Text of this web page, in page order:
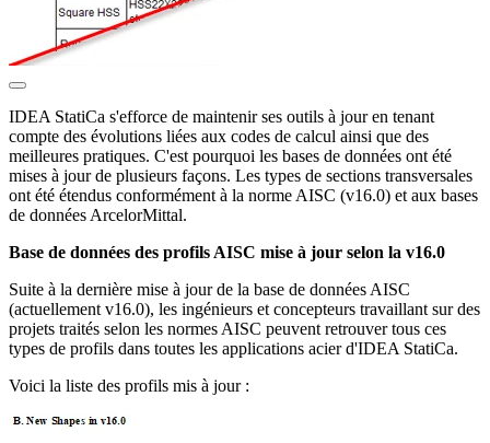
IDEA StatiCa s'efforce de maintenir ses outils à jour en tenant
compte des évolutions liées aux codes de calcul ainsi que des
meilleures pratiques. C'est pourquoi les bases de données ont été
mises à jour de plusieurs façons. Les types de sections transversales
ont été étendus conformément à la norme AISC (v16.0) et aux bases
de données ArcelorMittal.
Base de données des profils AISC mise à jour selon la v16.0
Suite à la dernière mise à jour de la base de données AISC
(actuellement v16.0), les ingénieurs et concepteurs travaillant sur des
projets traités selon les normes AISC peuvent retrouver tous ces
types de profils dans toutes les applications acier d'IDEA StatiCa.
Voici la liste des profils mis à jour :